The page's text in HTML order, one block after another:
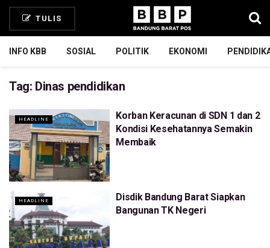
TULIS
INFO KBB SOSIAL POLITIK EKONOMI
Tag: Dinas pendidikan
HEADLINE
Korban Keracunan di SDN 1 dan 2
Kondisi Kesehatannya Semakin
Membaik
HEADLINE
Disdik Bandung Barat Siapkan
Bangunan TK Negeri